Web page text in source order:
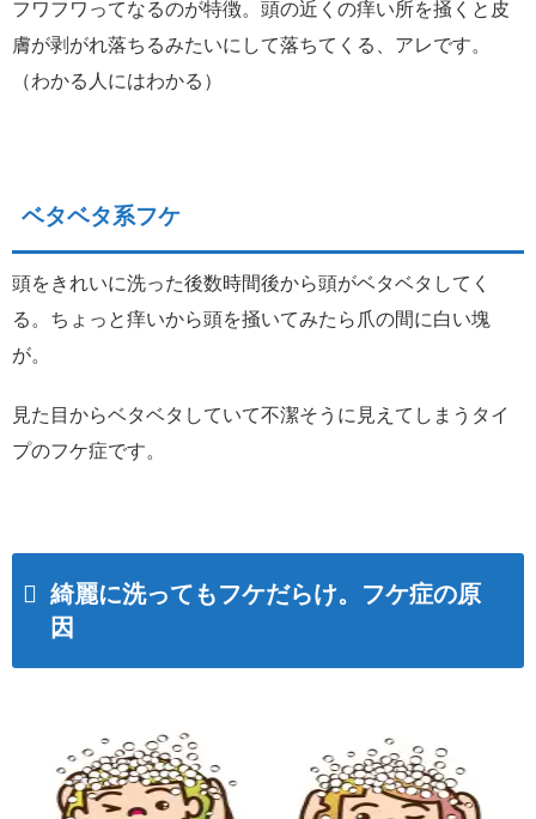
フワフワってなるのが特徴。頭の近くの痒い所を掻くと皮
膚が剥がれ落ちるみたいにして落ちてくる、アレです。
（わかる人にはわかる）
ベタベタ系フケ
頭をきれいに洗った後数時間後から頭がベタベタしてく
る。ちょっと痒いから頭を掻いてみたら爪の間に白い塊
が。
見た目からベタベタしていて不潔そうに見えてしまうタイ
プのフケ症です。
綺麗に洗ってもフケだらけ。フケ症の原
因